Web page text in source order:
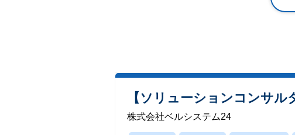
【ソリューションコンサ
株式会社ベルシステム24